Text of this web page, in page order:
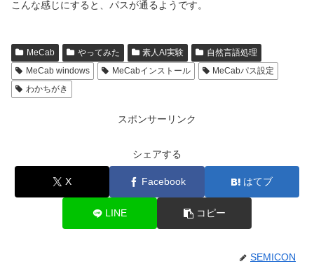
こんな感じにすると、パスが通るようです。
MeCab やってみた 素人AI実験
自然言語処理
MeCab windows
MeCabインストール
MeCabパス設定
わかちがき
スポンサーリンク
シェアする
X Facebook はてブ
LINE コピー
SEMICON